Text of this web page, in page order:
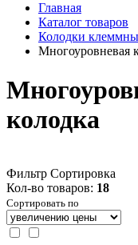
Главная
Каталог товаров
Колодки
Многоуровневая
колодка
Фильтр Сортировка
Кол-во товаров: 18
Сортировать по